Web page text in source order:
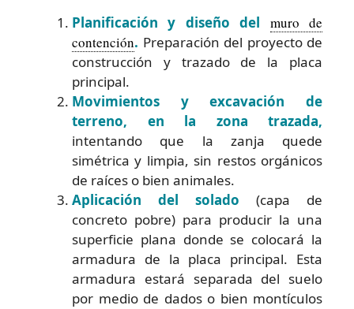
Planificación y diseño del muro de
contención. Preparación del proyecto de
construcción y trazado de la placa
principal.
Movimientos y excavación de
terreno, en la zona trazada,
intentando que la zanja quede
simétrica y limpia, sin restos orgánicos
de raíces o bien animales.
Aplicación del solado (capa de
concreto pobre) para producir la una
superficie plana donde se colocará la
armadura de la placa principal. Esta
armadura estará separada del suelo
por medio de dados o bien montículos